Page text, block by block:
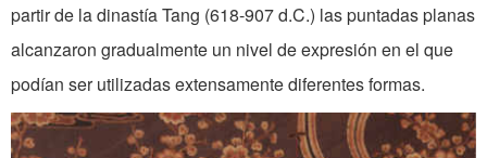
partir de la dinastía Tang (618-907 d.C.) las puntadas planas
alcanzaron gradualmente un nivel de expresión en el que
podían ser utilizadas extensamente dife­rentes formas.